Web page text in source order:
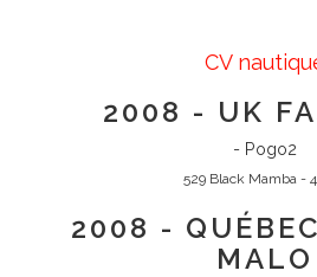
CV
2008 - UK
- Pogo2
529 Black Mamba -
2008 -
MALO